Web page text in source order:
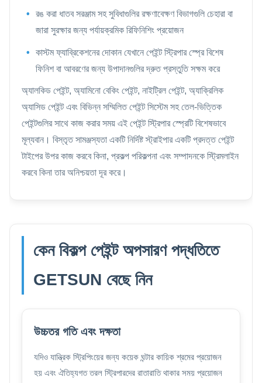
রঙ করা ধাতব সরঞ্জাম সহ সুবিধাগুলির রক্ষণাবেক্ষণ বিভাগগুলি চেহারা বা
জারা সুরক্ষার জন্য পর্যায়ক্রমিক রিফিনিশিং প্রয়োজন
কাস্টম ফ্যাব্রিকেশনের দোকান যেখানে পেইন্ট স্ট্রিপার স্প্রে বিশেষ
ফিনিশ বা আবরণের জন্য উপাদানগুলির দ্রুত প্রস্তুতি সক্ষম করে
অ্যালকিড পেইন্ট, অ্যামিনো বেকিং পেইন্ট, নাইট্রিল পেইন্ট, অ্যাক্রিলিক
অ্যাসিড পেইন্ট এবং বিভিন্ন সম্মিলিত পেইন্ট সিস্টেম সহ তেল-ভিত্তিক
পেইন্টগুলির সাথে কাজ করার সময় এই পেইন্ট স্ট্রিপার স্প্রেটি বিশেষভাবে
মূল্যবান। বিস্তৃত সামঞ্জস্যতা একটি নির্দিষ্ট স্ট্রাইপার একটি প্রদত্ত পেইন্ট
টাইপের উপর কাজ করবে কিনা, প্রকল্প পরিকল্পনা এবং সম্পাদনকে স্ট্রিমলাইন
করবে কিনা তার অনিশ্চয়তা দূর করে।
কেন বিকল্প পেইন্ট অপসারণ পদ্ধতিতে
GETSUN বেছে নিন
উচ্চতর গতি এবং দক্ষতা
যদিও যান্ত্রিক স্ট্রিপিংয়ের জন্য কয়েক ঘন্টার কায়িক শ্রমের প্রয়োজন
হয় এবং ঐতিহ্যগত তরল স্ট্রিপারদের রাতারাতি থাকার সময় প্রয়োজন